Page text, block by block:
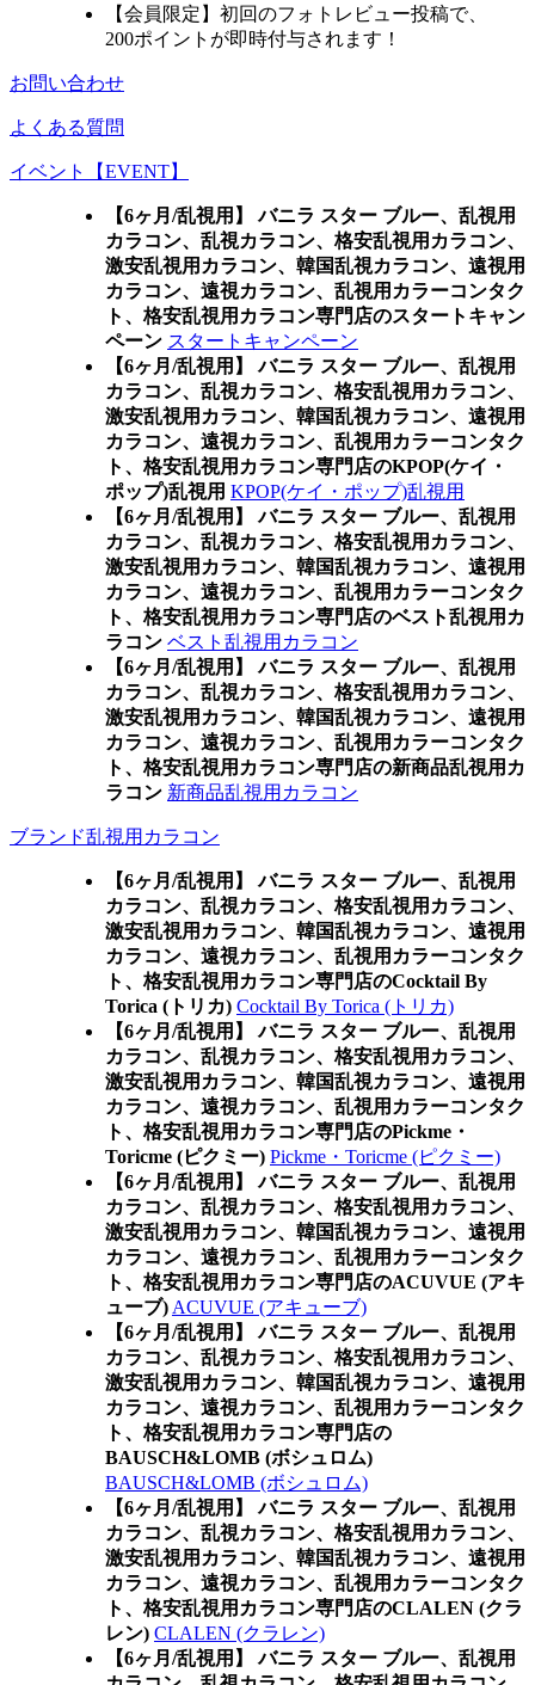
【会員限定】初回のフォトレビュー投稿で、
200ポイント が即時付与されます！
お問い合わせ
よくある質問
イベント【EVENT】
【6ヶ月/乱視用】 バニラ スター ブルー、乱視用
カラコン、乱視カラコン、格安乱視用カラコン、
激安乱視用カラコン、韓国乱視カラコン、遠視用
カラコン、遠視カラコン、乱視用カラーコンタク
ト、格安乱視用カラコン専門店のスタートキャン
ペーン スタートキャンペーン
【6ヶ月/乱視用】 バニラ スター ブルー、乱視用
カラコン、乱視カラコン、格安乱視用カラコン、
激安乱視用カラコン、韓国乱視カラコン、遠視用
カラコン、遠視カラコン、乱視用カラーコンタク
ト、格安乱視用カラコン専門店のKPOP(ケイ・
ポップ)乱視用 KPOP(ケイ・ポップ)乱視用
【6ヶ月/乱視用】 バニラ スター ブルー、乱視用
カラコン、乱視カラコン、格安乱視用カラコン、
激安乱視用カラコン、韓国乱視カラコン、遠視用
カラコン、遠視カラコン、乱視用カラーコンタク
ト、格安乱視用カラコン専門店のベスト乱視用カ
ラコン ベスト乱視用カラコン
【6ヶ月/乱視用】 バニラ スター ブルー、乱視用
カラコン、乱視カラコン、格安乱視用カラコン、
激安乱視用カラコン、韓国乱視カラコン、遠視用
カラコン、遠視カラコン、乱視用カラーコンタク
ト、格安乱視用カラコン専門店の新商品乱視用カ
ラコン 新商品乱視用カラコン
ブランド乱視用カラコン
【6ヶ月/乱視用】 バニラ スター ブルー、乱視用
カラコン、乱視カラコン、格安乱視用カラコン、
激安乱視用カラコン、韓国乱視カラコン、遠視用
カラコン、遠視カラコン、乱視用カラーコンタク
ト、格安乱視用カラコン専門店のCocktail By
Torica (トリカ) Cocktail By Torica (トリカ)
【6ヶ月/乱視用】 バニラ スター ブルー、乱視用
カラコン、乱視カラコン、格安乱視用カラコン、
激安乱視用カラコン、韓国乱視カラコン、遠視用
カラコン、遠視カラコン、乱視用カラーコンタク
ト、格安乱視用カラコン専門店のPickme・
Toricme (ピクミー) Pickme・Toricme (ピクミー)
【6ヶ月/乱視用】 バニラ スター ブルー、乱視用
カラコン、乱視カラコン、格安乱視用カラコン、
激安乱視用カラコン、韓国乱視カラコン、遠視用
カラコン、遠視カラコン、乱視用カラーコンタク
ト、格安乱視用カラコン専門店のACUVUE (アキ
ューブ) ACUVUE (アキューブ)
【6ヶ月/乱視用】 バニラ スター ブルー、乱視用
カラコン、乱視カラコン、格安乱視用カラコン、
激安乱視用カラコン、韓国乱視カラコン、遠視用
カラコン、遠視カラコン、乱視用カラーコンタク
ト、格安乱視用カラコン専門店の
BAUSCH&LOMB (ボシュロム)
BAUSCH&LOMB (ボシュロム)
【6ヶ月/乱視用】 バニラ スター ブルー、乱視用
カラコン、乱視カラコン、格安乱視用カラコン、
激安乱視用カラコン、韓国乱視カラコン、遠視用
カラコン、遠視カラコン、乱視用カラーコンタク
ト、格安乱視用カラコン専門店のCLALEN (クラ
レン) CLALEN (クラレン)
【6ヶ月/乱視用】 バニラ スター ブルー、乱視用